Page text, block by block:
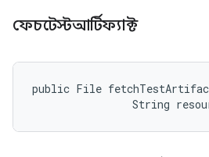
ফেচটেস্টআর্টিফ্যাক্ট
public File
String